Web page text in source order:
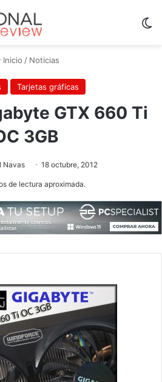
Inicio / Noticias
Tarjetas gráficas
GTX 660 Ti
3GB
Navas 18 octubre, 2012
de lectura aproximada.